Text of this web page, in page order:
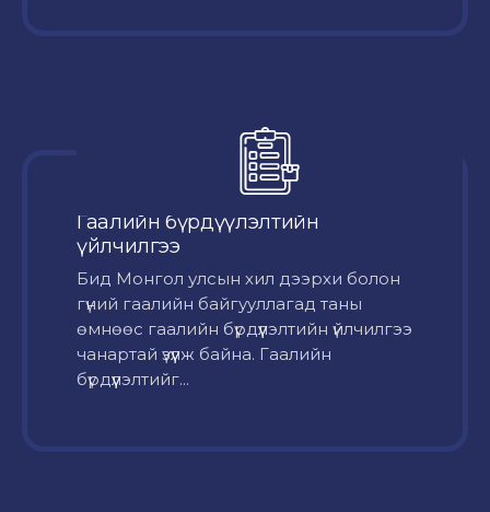
Гаалийн бүрдүүлэлтийн
үйлчилгээ
Бид Монгол улсын хил дээрхи болон
гүний гаалийн байгууллагад таны
өмнөөс гаалийн бүрдүүлэлтийн үйлчилгээ
чанартай үзүүлж байна. Гаалийн
бүрдүүлэлтийг...